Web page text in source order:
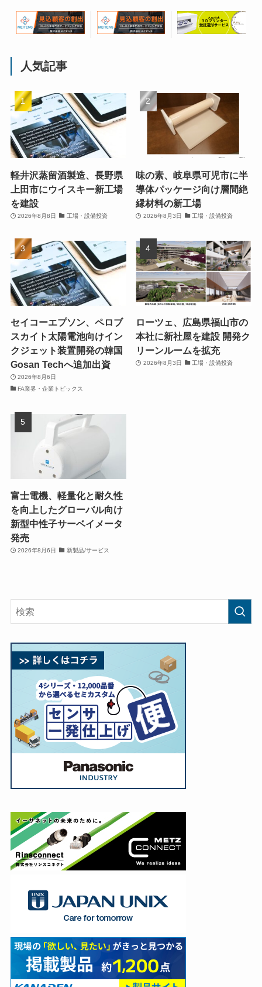
人気記事
軽井沢蒸留酒製造、長野県
上田市にウイスキー新工場
を建設
2026年8月8日 工場・設備投資
味の素、岐阜県可児市に半
導体パッケージ向け層間絶
縁材料の新工場
2026年8月3日 工場・設備投資
セイコーエプソン、ペロブ
スカイト太陽電池向けイン
クジェット装置開発の韓国
Gosan Techへ追加出資
2026年8月6日
FA業界・企業トピックス
ローツェ、広島県福山市の
本社に新社屋を建設 開発ク
リーンルームを拡充
2026年8月3日 工場・設備投資
富士電機、軽量化と耐久性
を向上したグローバル向け
新型中性子サーベイメータ
発売
2026年8月6日 新製品/サービス